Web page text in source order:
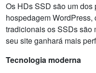
Os HDs SSD são um
hospedagem
tradicionais os SSDs são
seu site ganhará mais
Tecnologia moderna